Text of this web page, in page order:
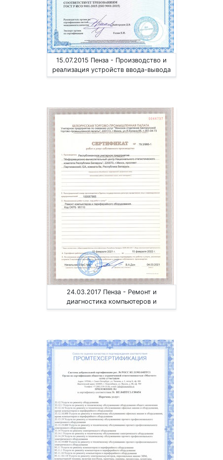
15.07.2015 Пенза - Производство и
реализация устройств ввода-вывода
информации
24.03.2017 Пенза - Ремонт и
диагностика компьютеров и
периферийного оборудования